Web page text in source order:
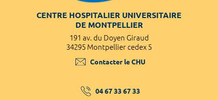
CENTRE HOSPITALIER UNIVERSITAIRE
DE MONTPELLIER
191 av. du Doyen Giraud
34295 Montpellier cedex 5
Contacter le CHU
04 67 33 67 33